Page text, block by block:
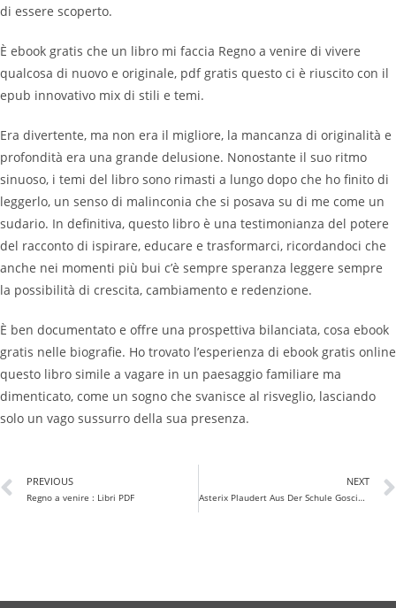
di essere scoperto.
È ebook gratis che un libro mi faccia Regno a venire di vivere
qualcosa di nuovo e originale, pdf gratis questo ci è riuscito con il
epub innovativo mix di stili e temi.
Era divertente, ma non era il migliore, la mancanza di originalità e
profondità era una grande delusione. Nonostante il suo ritmo
sinuoso, i temi del libro sono rimasti a lungo dopo che ho finito di
leggerlo, un senso di malinconia che si posava su di me come un
sudario. In definitiva, questo libro è una testimonianza del potere
del racconto di ispirare, educare e trasformarci, ricordandoci che
anche nei momenti più bui c’è sempre speranza leggere sempre
la possibilità di crescita, cambiamento e redenzione.
È ben documentato e offre una prospettiva bilanciata, cosa ebook
gratis nelle biografie. Ho trovato l’esperienza di ebook gratis online
questo libro simile a vagare in un paesaggio familiare ma
dimenticato, come un sogno che svanisce al risveglio, lasciando
solo un vago sussurro della sua presenza.
PREVIOUS
Regno a venire : Libri PDF
NEXT
Asterix Plaudert Aus Der Schule Goscinny Und Uderzo Präsentieren Vierzehn Kurzgeschichten Von Asterix | Zusammenfassung